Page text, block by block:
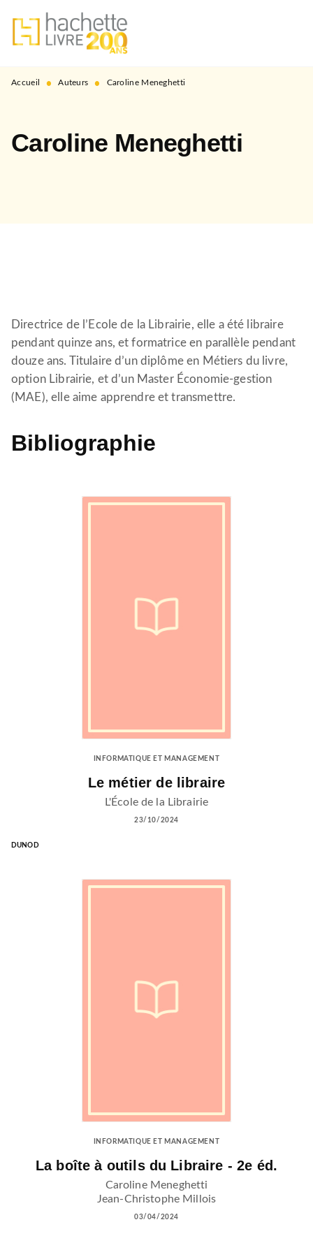
MENU RECHERCHE
PIED DE PAGE
Accueil • Auteurs • Caroline Meneghetti
Caroline Meneghetti
Directrice de l’Ecole de la Librairie, elle a été libraire
pendant quinze ans, et formatrice en parallèle pendant
douze ans. Titulaire d’un diplôme en Métiers du livre,
option Librairie, et d’un Master Économie-gestion
(MAE), elle aime apprendre et transmettre.
Bibliographie
INFORMATIQUE ET MANAGEMENT
Le métier de libraire
L'École de la Librairie
23/10/2024
DUNOD
INFORMATIQUE ET MANAGEMENT
La boîte à outils du Libraire - 2e éd.
Caroline Meneghetti
Jean-Christophe Millois
03/04/2024